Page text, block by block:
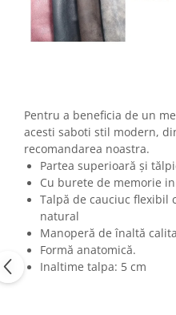
Pentru a beneficia de un
acesti saboti stil modern,
recomandarea noastra.
Partea superioară şi
Cu burete de memorie
Talpă de cauciuc flexibil
natural
Manoperă de înaltă
Formă anatomică.
Inaltime talpa: 5 cm